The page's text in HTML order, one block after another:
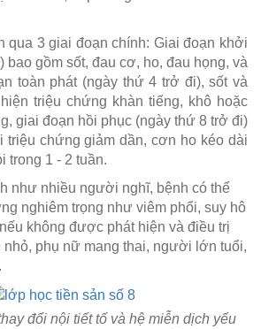
qua 3 giai đoạn chính: Giai đoạn khởi
bao gồm sốt, đau cơ, ho, đau họng, và
toàn phát (ngày thứ 4 trở đi), sốt và
triệu chứng khàn tiếng, khô hoặc
giai đoạn hồi phục (ngày thứ 8 trở đi)
chứng giảm dần, cơn ho kéo dài
trong 1 - 2 tuần.
như nhiều người nghĩ, bệnh có thể
nghiêm trọng như viêm phổi, suy hô
không được phát hiện và điều trị
nhỏ, phụ nữ mang thai, người lớn tuổi,
đổi nội tiết tố và hệ miễn dịch yếu